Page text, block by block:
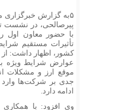
۵به گزارش خبرگزاری
پیرصالحی، در نشست
با حضور معاون اول
تأثیرات مستقیم
کشور، اظهار داشت: از
عوارض شرایط ویژه
موقع ارز و مشکلات
جدی بر شرکت‌ها
ادامه دارد.
وی افزود: با همکاری